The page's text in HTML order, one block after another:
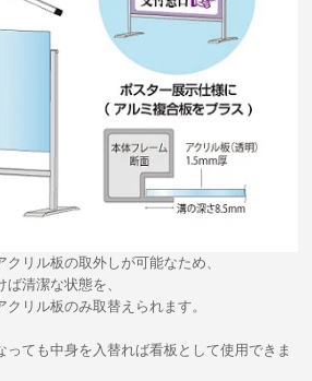
リル板の取外しが可能なため、
清潔な状態を、
リル板のみ取替えられます。
っても中身を入替れば看板として使用できま